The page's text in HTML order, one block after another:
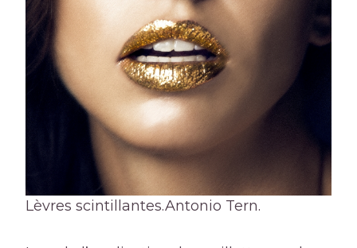
Lèvres scintillantes.Antonio Tern.